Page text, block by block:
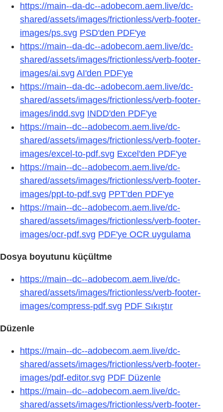
https://main--da-dc--adobecom.aem.live/dc-
shared/assets/images/frictionless/verb-footer-
images/ps.svg PSD'den PDF'ye
https://main--da-dc--adobecom.aem.live/dc-
shared/assets/images/frictionless/verb-footer-
images/ai.svg AI'den PDF'ye
https://main--da-dc--adobecom.aem.live/dc-
shared/assets/images/frictionless/verb-footer-
images/indd.svg INDD'den PDF'ye
https://main--dc--adobecom.aem.live/dc-
shared/assets/images/frictionless/verb-footer-
images/excel-to-pdf.svg Excel'den PDF'ye
https://main--dc--adobecom.aem.live/dc-
shared/assets/images/frictionless/verb-footer-
images/ppt-to-pdf.svg PPT'den PDF'ye
https://main--dc--adobecom.aem.live/dc-
shared/assets/images/frictionless/verb-footer-
images/ocr-pdf.svg PDF'ye OCR uygulama
Dosya boyutunu küçültme
https://main--dc--adobecom.aem.live/dc-
shared/assets/images/frictionless/verb-footer-
images/compress-pdf.svg PDF Sıkıştır
Düzenle
https://main--dc--adobecom.aem.live/dc-
shared/assets/images/frictionless/verb-footer-
images/pdf-editor.svg PDF Düzenle
https://main--dc--adobecom.aem.live/dc-
shared/assets/images/frictionless/verb-footer-